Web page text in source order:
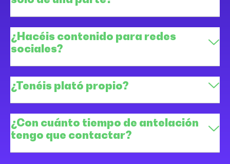
¿Hacéis contenido para redes
sociales?
¿Tenéis plató propio?
¿Con cuánto tiempo de antelación
tengo que contactar?